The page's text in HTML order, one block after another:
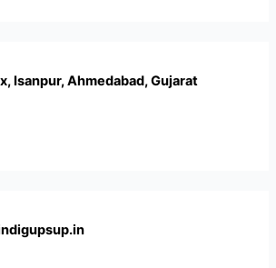
Isanpur, Ahmedabad, Gujarat